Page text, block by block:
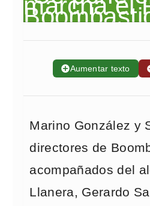
➕Aumentar texto
Marino González y
directores de
acompañados del
Llanera, Gerardo